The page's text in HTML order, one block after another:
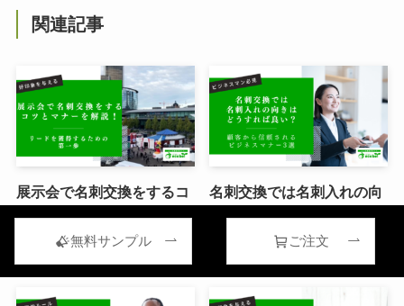
関連記事
展示会で名刺交換をするコ
を獲得するための第一歩
名刺交換では名刺入れの向
られるビジネスマナー3選
無料サンプル ご注文